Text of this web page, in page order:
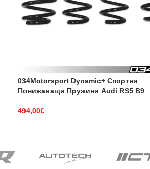
034Motorsport Dynamic+ Спортни
Понижаващи Пружини Audi RS5 B9
494,00€